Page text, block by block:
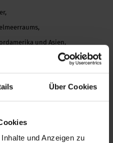
Über Cookies
und Anzeigen zu
und Asien,
der Pflanzungen dieses
durch die botanische
der Gehölzflora (Stand:
Ansprüche